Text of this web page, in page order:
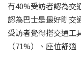
有40%受訪者認為交
認為巴士是最好瞓交
受訪者覺得搭交通工
（71%）、座位舒